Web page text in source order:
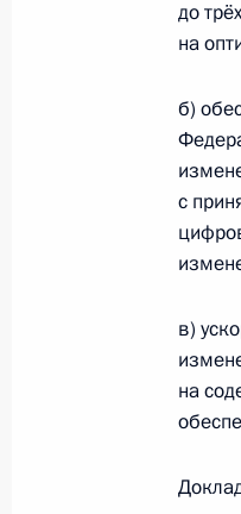
детей
24
10
В
на
до
на
б)
с
в)
на